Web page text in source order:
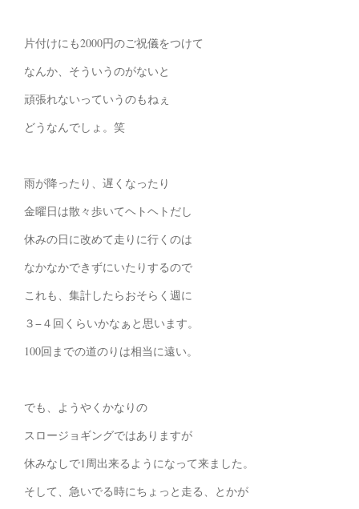
片付けにも2000円のご祝儀をつけて
なんか、そういうのがないと
頑張れないっていうのもねぇ
どうなんでしょ。笑
雨が降ったり、遅くなったり
金曜日は散々歩いてヘトヘトだし
休みの日に改めて走りに行くのは
なかなかできずにいたりするので
これも、集計したらおそらく週に
３−４回くらいかなぁと思います。
100回までの道のりは相当に遠い。
でも、ようやくかなりの
スロージョギングではありますが
休みなしで1周出来るようになって来ました。
そして、急いでる時にちょっと走る、とかが